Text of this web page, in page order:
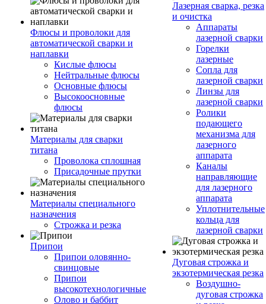
Флюсы и проволоки для
автоматической сварки и
наплавки
Кислые флюсы
Нейтральные флюсы
Основные флюсы
Высокоосновные
флюсы
Материалы для сварки
титана
Проволока сплошная
Присадочные прутки
Материалы специального
назначения
Строжка и резка
Припои
Припои оловянно-
свинцовые
Припои
высокотехнологичные
Олово и баббит
Лазерная сварка, резка
и очистка
Аппараты
лазерной сварки
Горелки
лазерные
Сопла для
лазерной сварки
Линзы для
лазерной сварки
Ролики
подающего
механизма для
лазерного
аппарата
Каналы
направляющие
для лазерного
аппарата
Уплотнительные
кольца для
лазерной сварки
Дуговая строжка и
экзотермическая резка
Воздушно-
дуговая строжка